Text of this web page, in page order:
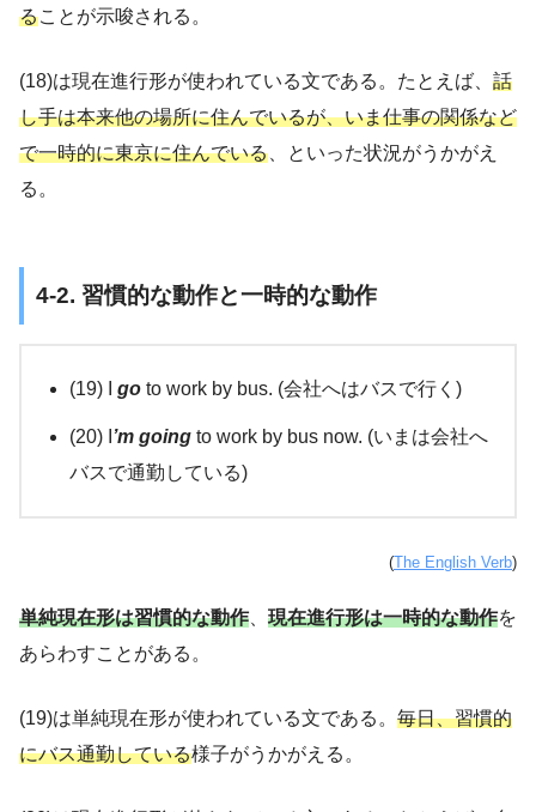
ることが示唆される。
(18)は現在進行形が使われている文である。たとえば、 話
し手は本来他の場所に住んでいるが、いま仕事の関係など
で一時的に東京に住んでいる 、といった状況がうかがえ
る。
4-2. 習慣的な動作と一時的な動作
(19) I go to work by bus. (会社へはバスで行く)
(20) I ’m going to work by bus now. (いまは会社へ
バスで通勤している)
(The English Verb)
単純現在形は習慣的な動作、 現在進行形は一時的な動作を
あらわすことがある。
(19)は単純現在形が使われている文である。 毎日、習慣的
にバス通勤している様子がうかがえる。